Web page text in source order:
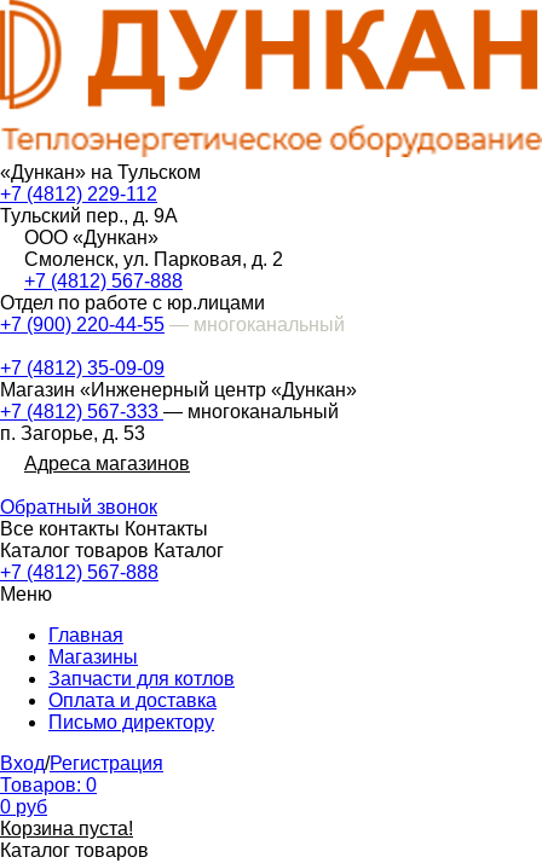
«Дункан» на Тульском
+7 (4812) 229-112
Тульский пер., д. 9А
ООО «Дункан»
Смоленск, ул. Парковая, д. 2
+7 (4812) 567-888
Отдел по работе с юр.лицами
+7 (900) 220-44-55 — многоканальный
+7 (4812) 35-09-09
Магазин «Инженерный центр «Дункан»
+7 (4812) 567-333 — многоканальный
п. Загорье, д. 53
Адреса магазинов
Обратный звонок
Все контакты Контакты
Каталог товаров Каталог
+7 (4812) 567-888
Меню
Главная
Магазины
Запчасти для котлов
Оплата и доставка
Письмо директору
Вход/Регистрация
Товаров: 0
0 руб
Корзина пуста!
Каталог товаров